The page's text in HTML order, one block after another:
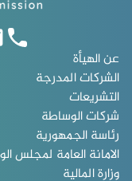
عن الهيأة
الشركات المدرجة
التشريعات
شركات الوساطة
رئاسة الجمهورية
الامانة العامة لمجلس
وزارة المالية